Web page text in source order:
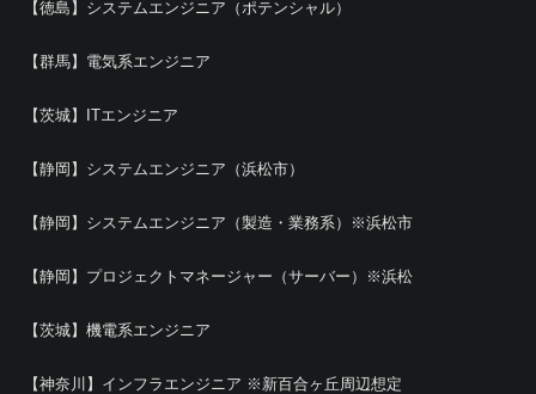
【徳島】システムエンジニア（ポテンシャル）
【群馬】電気系エンジニア
【茨城】ITエンジニア
【静岡】システムエンジニア（浜松市）
【静岡】システムエンジニア（製造・業務系）※浜松市
【静岡】プロジェクトマネージャー（サーバー）※浜松
【茨城】機電系エンジニア
【神奈川】インフラエンジニア ※新百合ヶ丘周辺想定